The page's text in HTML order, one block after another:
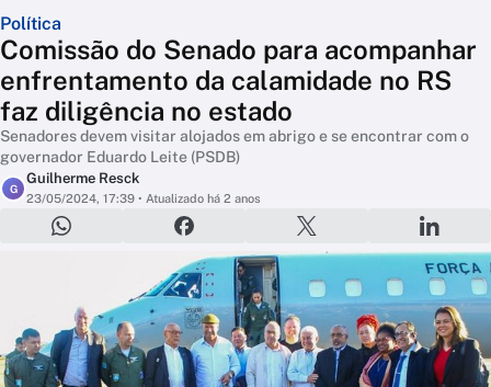
Política
Comissão do Senado para acompanhar
enfrentamento da calamidade no RS
faz diligência no estado
Senadores devem visitar alojados em abrigo e se encontrar com o
governador Eduardo Leite (PSDB)
G
Guilherme Resck
23/05/2024, 17:39 • Atualizado há 2 anos